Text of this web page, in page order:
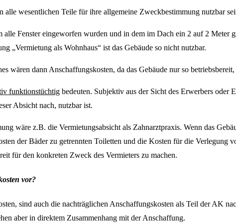
alle wesentlichen Teile für ihre allgemeine Zweckbestimmung nutzbar
alle Fenster eingeworfen wurden und in dem im Dach ein 2 auf 2
„Vermietung als Wohnhaus“ ist das Gebäude so nicht nutzbar.
wären dann Anschaffungskosten, da das Gebäude nur so
funktionstüchtig bedeuten. Subjektiv aus der Sicht des Erwerbers oder
Absicht nach, nutzbar ist.
wäre z.B. die Vermietungsabsicht als Zahnarztpraxis. Wenn das
der Bäder zu getrennten Toiletten und die Kosten für die Verlegung
für den konkreten Zweck des Vermieters zu machen.
vor?
sind auch die nachträglichen Anschaffungskosten als Teil der AK
aber in direktem Zusammenhang mit der Anschaffung.